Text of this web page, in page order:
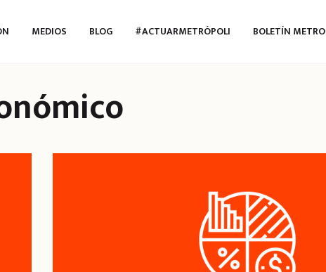
MEDIOS BLOG #ACTUARMETRÓPOLI BOLETÍN METRO